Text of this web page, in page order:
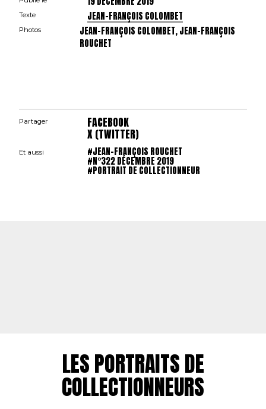
Texte JEAN-FRANÇOIS COLOMBET
Photos
JEAN-FRANÇOIS COLOMBET, JEAN-FRANÇOIS
ROUCHET
Partager FACEBOOK
X (TWITTER)
Et aussi #JEAN-FRANÇOIS ROUCHET
#N°322 DÉCEMBRE 2019
#PORTRAIT DE COLLECTIONNEUR
LES PORTRAITS DE
COLLECTIONNEURS